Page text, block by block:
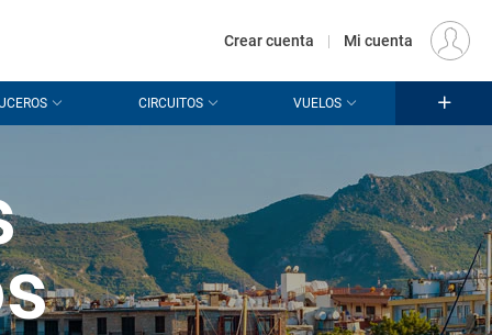
EUR
Crear cuenta | Mi cuenta
CIRCUITOS VUELOS